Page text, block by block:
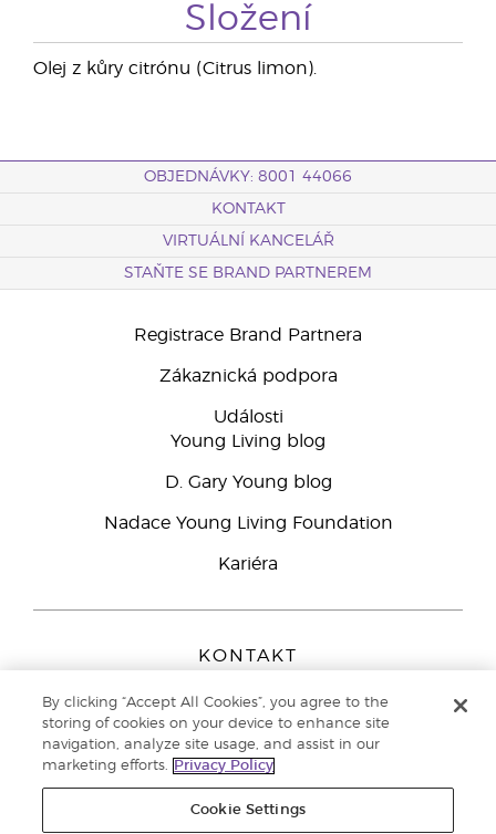
Složení
Olej z kůry citrónu (Citrus limon).
OBJEDNÁVKY: 8001 44066
KONTAKT
VIRTUÁLNÍ KANCELÁŘ
STAŇTE SE BRAND PARTNEREM
Registrace Brand Partnera
Zákaznická podpora
Události
Young Living blog
D. Gary Young blog
Nadace Young Living Foundation
Kariéra
KONTAKT
Peizerweg 97
9727 AJ Groningen
Netherlands
Zákaznická podpora800 144 066
By clicking “Accept All Cookies”, you agree to the
storing of cookies on your device to enhance site
navigation, analyze site usage, and assist in our
marketing efforts.
Privacy Policy
Cookie Settings